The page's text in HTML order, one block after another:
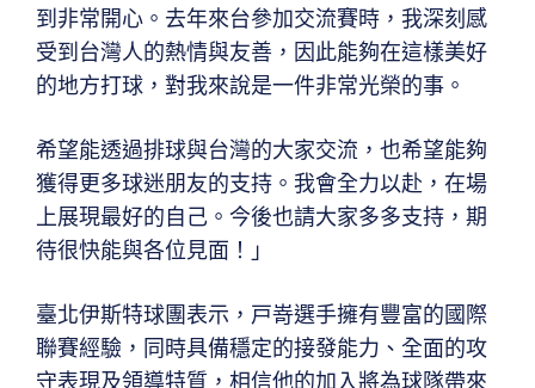
到非常開心。去年來台參加交流賽時，我深刻感
受到台灣人的熱情與友善，因此能夠在這樣美好
的地方打球，對我來說是一件非常光榮的事。
希望能透過排球與台灣的大家交流，也希望能夠
獲得更多球迷朋友的支持。我會全力以赴，在場
上展現最好的自己。今後也請大家多多支持，期
待很快能與各位見面！」
臺北伊斯特球團表示，戸嵜選手擁有豐富的國際
聯賽經驗，同時具備穩定的接發能力、全面的攻
守表現及領導特質，相信他的加入將為球隊帶來